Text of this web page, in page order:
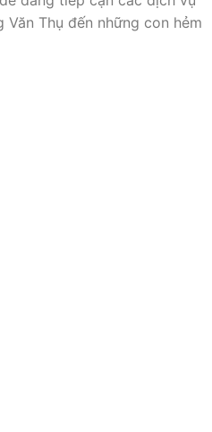
Thụ đến những con hẻm